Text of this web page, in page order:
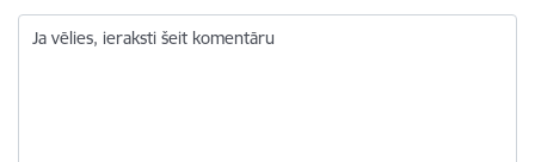
Ja vēlies, ieraksti šeit komentāru